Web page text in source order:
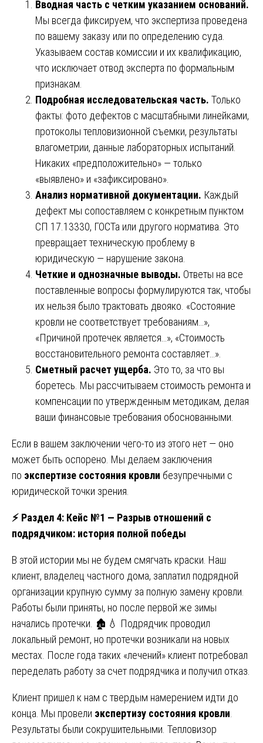
Вводная часть с четким указанием оснований.
Мы всегда фиксируем, что экспертиза проведена
по вашему заказу или по определению суда.
Указываем состав комиссии и их квалификацию,
что исключает отвод эксперта по формальным
признакам.
Подробная исследовательская часть. Только
факты: фото дефектов с масштабными линейками,
протоколы тепловизионной съемки, результаты
влагометрии, данные лабораторных испытаний.
Никаких «предположительно» — только
«выявлено» и «зафиксировано».
Анализ нормативной документации. Каждый
дефект мы сопоставляем с конкретным пунктом
СП 17.13330, ГОСТа или другого норматива. Это
превращает техническую проблему в
юридическую — нарушение закона.
Четкие и однозначные выводы. Ответы на все
поставленные вопросы формулируются так, чтобы
их нельзя было трактовать двояко. «Состояние
кровли не соответствует требованиям…»,
«Причиной протечек является…», «Стоимость
восстановительного ремонта составляет…».
Сметный расчет ущерба. Это то, за что вы
боретесь. Мы рассчитываем стоимость ремонта и
компенсации по утвержденным методикам, делая
ваши финансовые требования обоснованными.
Если в вашем заключении чего-то из этого нет — оно
может быть оспорено. Мы делаем заключения
по экспертизе состояния кровли безупречными с
юридической точки зрения.
⚡ Раздел 4: Кейс №1 — Разрыв отношений с
подрядчиком: история полной победы
В этой истории мы не будем смягчать краски. Наш
клиент, владелец частного дома, заплатил подрядной
организации крупную сумму за полную замену кровли.
Работы были приняты, но после первой же зимы
начались протечки. 🏚️💧 Подрядчик проводил
локальный ремонт, но протечки возникали на новых
местах. После года таких «лечений» клиент потребовал
переделать работу за счет подрядчика и получил отказ.
Клиент пришел к нам с твердым намерением идти до
конца. Мы провели экспертизу состояния кровли
Результаты были сокрушительными. Тепловизор